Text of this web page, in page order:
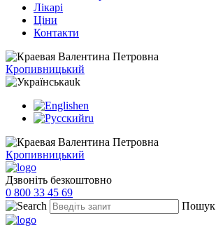
Лікарі
Ціни
Контакти
Кропивницький
uk
en
ru
Кропивницький
Дзвоніть безкоштовно
0 800 33 45 69
Пошук